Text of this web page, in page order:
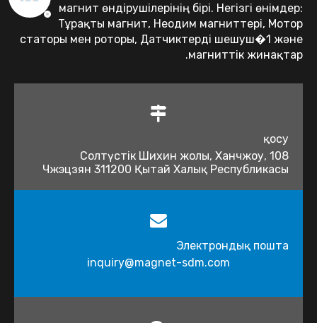
магнит өндірушілерінің бірі. Негізгі өнімдер:
Тұрақты магнит, Неодим магниттері, Мотор
статоры мен роторы, Датчиктерді шешуш�1 және
магниттік жинақтар.
қосу
108 Солтүстік Шихин жолы, Ханчжоу,
Чжэцзян 311200 Қытай Халық Республикасы
Электрондық пошта
inquiry@magnet-sdm.com​